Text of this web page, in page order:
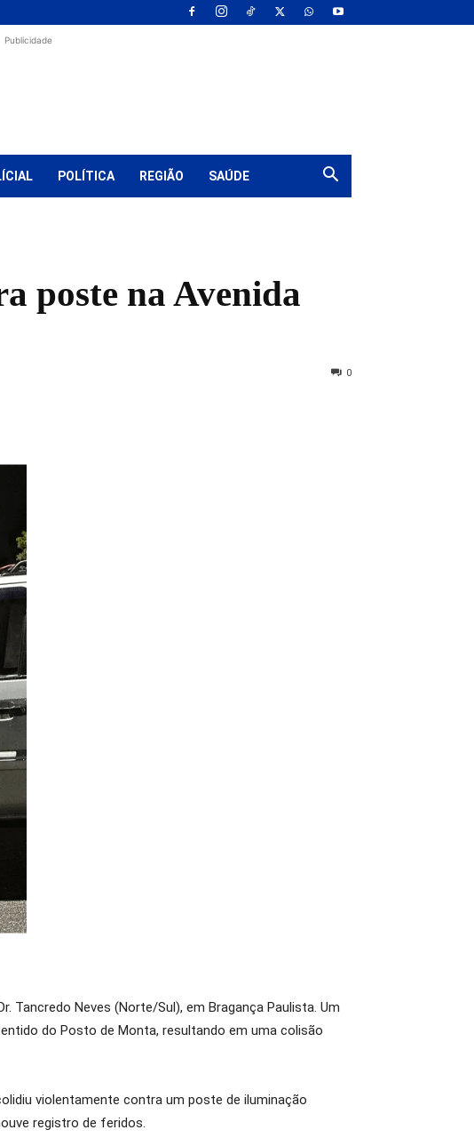
Publicidade
POLÍTICA REGIÃO SAÚDE
poste na Avenida
0
Tancredo Neves (Norte/Sul), em Bragança Paulista. Um
do Posto de Monta, resultando em uma colisão
violentamente contra um poste de iluminação
registro de feridos.